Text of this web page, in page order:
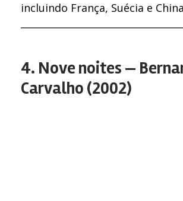
incluindo França, Suécia e
4. Nove noites —
Carvalho (2002)